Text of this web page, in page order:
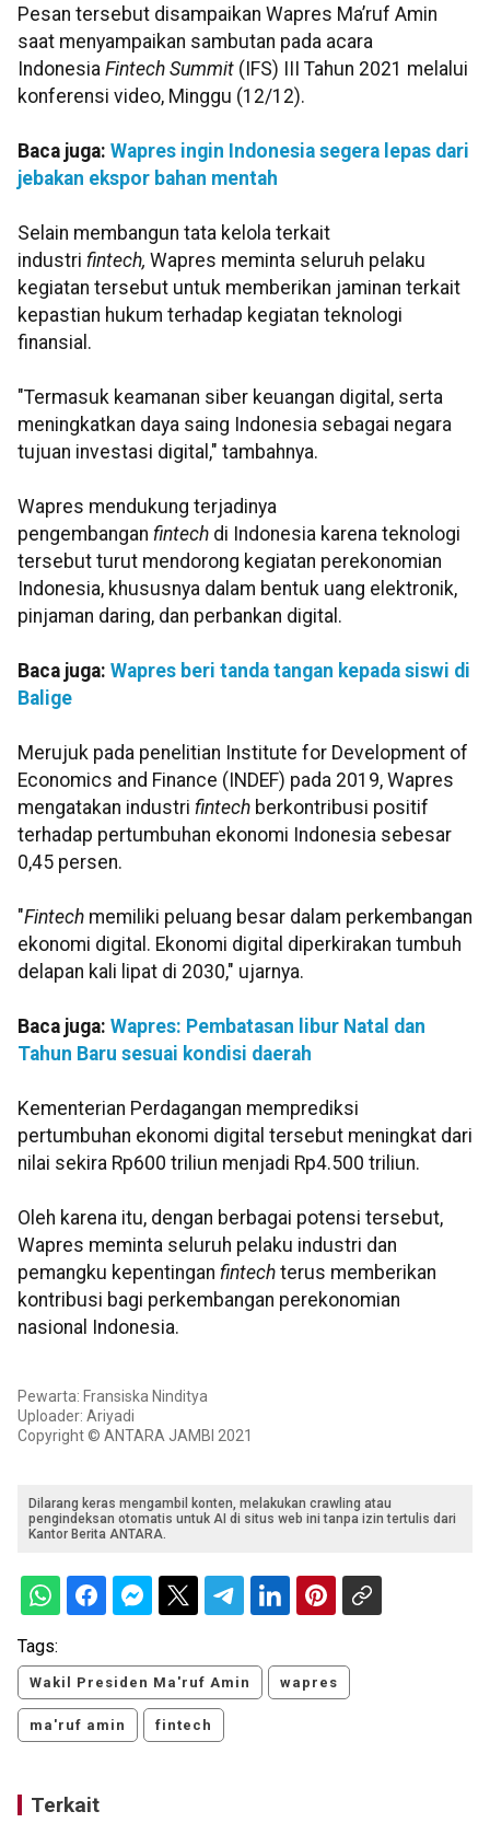
Pesan tersebut disampaikan Wapres Ma’ruf Amin
saat menyampaikan sambutan pada acara
Indonesia Fintech Summit (IFS) III Tahun 2021 melalui
konferensi video, Minggu (12/12).
Baca juga: Wapres ingin Indonesia segera lepas dari
jebakan ekspor bahan mentah
Selain membangun tata kelola terkait
industri fintech, Wapres meminta seluruh pelaku
kegiatan tersebut untuk memberikan jaminan terkait
kepastian hukum terhadap kegiatan teknologi
finansial.
"Termasuk keamanan siber keuangan digital, serta
meningkatkan daya saing Indonesia sebagai negara
tujuan investasi digital," tambahnya.
Wapres mendukung terjadinya
pengembangan fintech di Indonesia karena teknologi
tersebut turut mendorong kegiatan perekonomian
Indonesia, khususnya dalam bentuk uang elektronik,
pinjaman daring, dan perbankan digital.
Baca juga: Wapres beri tanda tangan kepada siswi di
Balige
Merujuk pada penelitian Institute for Development of
Economics and Finance (INDEF) pada 2019, Wapres
mengatakan industri fintech berkontribusi positif
terhadap pertumbuhan ekonomi Indonesia sebesar
0,45 persen.
"Fintech memiliki peluang besar dalam perkembangan
ekonomi digital. Ekonomi digital diperkirakan tumbuh
delapan kali lipat di 2030," ujarnya.
Baca juga: Wapres: Pembatasan libur Natal dan
Tahun Baru sesuai kondisi daerah
Kementerian Perdagangan memprediksi
pertumbuhan ekonomi digital tersebut meningkat dari
nilai sekira Rp600 triliun menjadi Rp4.500 triliun.
Oleh karena itu, dengan berbagai potensi tersebut,
Wapres meminta seluruh pelaku industri dan
pemangku kepentingan fintech terus memberikan
kontribusi bagi perkembangan perekonomian
nasional Indonesia.
Pewarta: Fransiska Ninditya
Uploader: Ariyadi
Copyright © ANTARA JAMBI 2021
Dilarang keras mengambil konten, melakukan crawling atau
pengindeksan otomatis untuk AI di situs web ini tanpa izin tertulis dari
Kantor Berita ANTARA.
Tags:
Wakil Presiden Ma'ruf Amin wapres
ma'ruf amin fintech
Terkait